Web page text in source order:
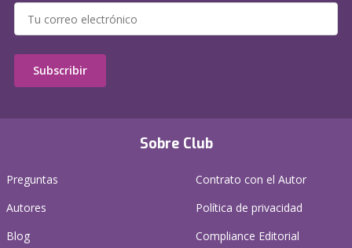
Sobre Club
Preguntas
Autores
Blog
Contrato con el Autor
Política de privacidad
Compliance Editorial
Subscribir